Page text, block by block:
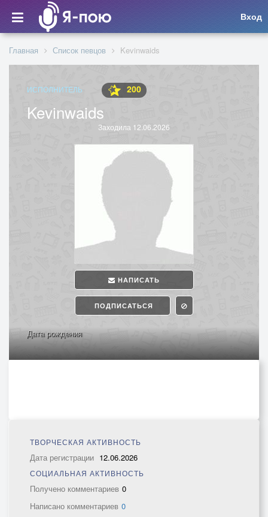
Вход
Главная Список певцов Kevinwaids
ИСПОЛНИТЕЛЬ 200
Kevinwaids
Заходила 12.06.2026
НАПИСАТЬ
ПОДПИСАТЬСЯ
Дата рождения
ТВОРЧЕСКАЯ АКТИВНОСТЬ
Дата регистрации 12.06.2026
СОЦИАЛЬНАЯ АКТИВНОСТЬ
Получено комментариев 0
Написано комментариев 0